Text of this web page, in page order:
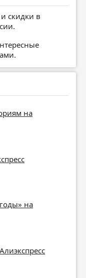
скидки в
на
на